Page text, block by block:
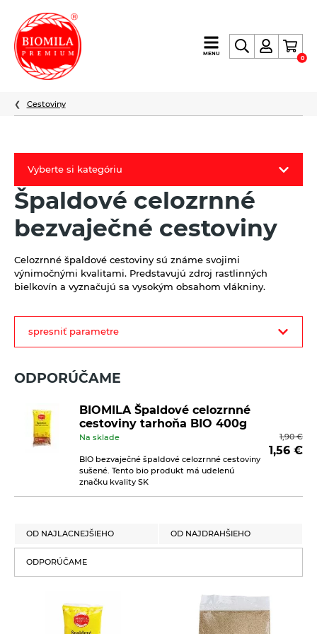
výroba
a
nielen
MENU
0
Cestoviny
Vyberte si kategóriu
Biomila produkty
Letný Biomilatip 18% zľava
Špaldové výrobky
Akciová ponuka
Biopotraviny ako darček
Bezlepkové bezvaječné kukuričné cestoviny
Bezlepkové bezvaječné kukurično-ryžové cestoviny pre
Bezlepkové bezvaječné ryžové cestoviny
Bezvaječné cestoviny pre deti z tvrdej pšenice
Pšeničné celozrnné bezvaječné cestoviny
Pšeničné zeleninové bezvaječné cetoviny
Ražné celozrnné bezvaječné cestoviny
Špaldové celozrnné
bezvaječné cestoviny
Celozrnné špaldové cestoviny sú známe svojimi
výnimočnými kvalitami. Predstavujú zdroj rastlinných
bielkovín a vyznačujú sa vysokým obsahom vlákniny.
filter
produktov
spresniť parametre
ODPORÚČAME
BIOMILA Špaldové celozrnné
cestoviny tarhoňa BIO 400g
Na sklade
BIO bezvaječné špaldové celozrnné cestoviny
sušené. Tento bio produkt má udelenú
značku kvality SK
1,90€
1,56 €
ODPORÚČAME
OD NAJLACNEJŠIEHO OD NAJDRAHŠIEHO